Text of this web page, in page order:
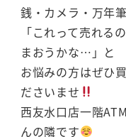
銭・カメラ・万年
「これって売れる
まおうかな…」と
お悩みの方はぜひ
ださいませ
西友水口店一階
んの隣です